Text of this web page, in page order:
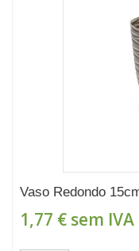
Vaso Redondo
1,77 € sem IVA